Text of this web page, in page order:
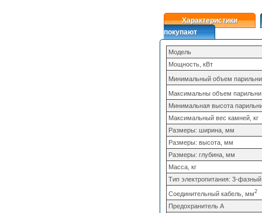
Характеристики
покупают
Модель
Мощность, кВт
Минимальный объем
Максимальны объем
Минимальная высота
Максимальный вес камней, кг
Размеры: ширина, мм
Размеры: высота, мм
Размеры: глубина, мм
Масса, кг
Тип электропитания: 3-фазный
Соединительный кабель, мм2
Предохранитель A